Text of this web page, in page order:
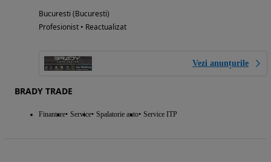
Bucuresti (Bucuresti)
Profesionist • Reactualizat
Vezi anunțurile
BRADY TRADE
Finantare Service Spalatorie auto Service ITP